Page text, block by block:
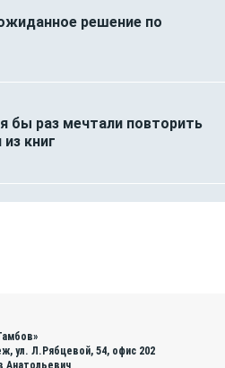
решение по
бы раз мечтали повторить
книг
ул. Л.Рябцевой, 54, офис 202